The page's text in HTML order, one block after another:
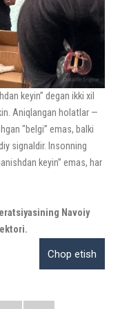
keyin” degan ikki xil
Aniqlangan holatlar —
"belgi” emas, balki
signaldir. Insonning
keyin” emas, har
Navoiy